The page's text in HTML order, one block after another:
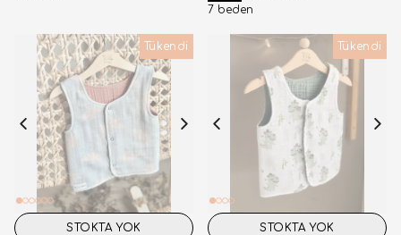
7 beden
Tükendi Tükendi
STOKTA YOK
Tükendi
STOKTA YOK